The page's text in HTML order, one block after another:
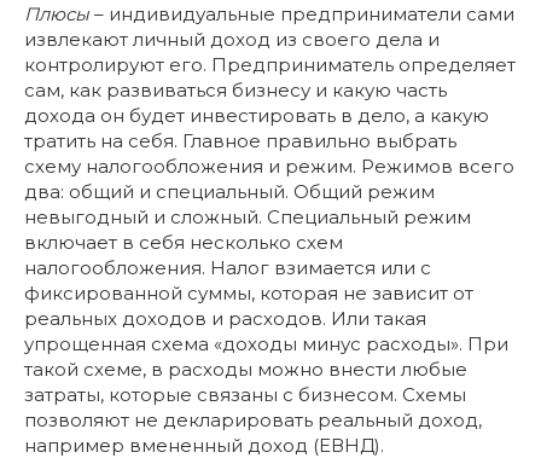
Плюсы – индивидуальные предприниматели сами
извлекают личный доход из своего дела и
контролируют его. Предприниматель определяет
сам, как развиваться бизнесу и какую часть
дохода он будет инвестировать в дело, а какую
тратить на себя. Главное правильно выбрать
схему налогообложения и режим. Режимов всего
два: общий и специальный. Общий режим
невыгодный и сложный. Специальный режим
включает в себя несколько схем
налогообложения. Налог взимается или с
фиксированной суммы, которая не зависит от
реальных доходов и расходов. Или такая
упрощенная схема «доходы минус расходы». При
такой схеме, в расходы можно внести любые
затраты, которые связаны с бизнесом. Схемы
позволяют не декларировать реальный доход,
например вмененный доход (ЕВНД).